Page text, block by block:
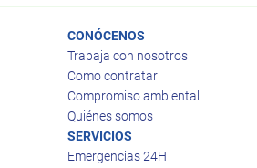
CONÓCENOS
Trabaja con nosotros
Como contratar
Compromiso ambiental
Quiénes somos
SERVICIOS
Emergencias 24H